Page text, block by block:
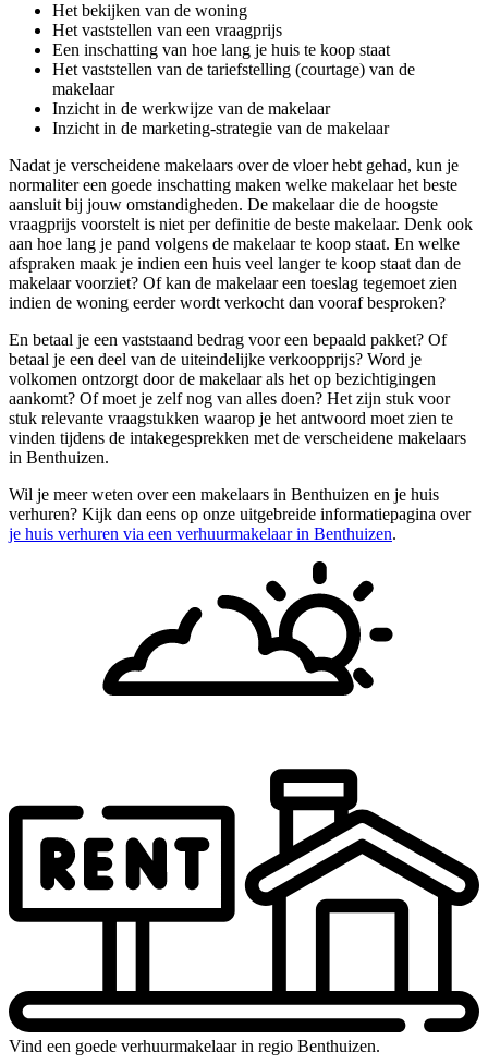
Het bekijken van de woning
Het vaststellen van een vraagprijs
Een inschatting van hoe lang je huis te koop staat
Het vaststellen van de tariefstelling (courtage) van de
makelaar
Inzicht in de werkwijze van de makelaar
Inzicht in de marketing-strategie van de makelaar
Nadat je verscheidene makelaars over de vloer hebt gehad, kun je
normaliter een goede inschatting maken welke makelaar het beste
aansluit bij jouw omstandigheden. De makelaar die de hoogste
vraagprijs voorstelt is niet per definitie de beste makelaar. Denk ook
aan hoe lang je pand volgens de makelaar te koop staat. En welke
afspraken maak je indien een huis veel langer te koop staat dan de
makelaar voorziet? Of kan de makelaar een toeslag tegemoet zien
indien de woning eerder wordt verkocht dan vooraf besproken?
En betaal je een vaststaand bedrag voor een bepaald pakket? Of
betaal je een deel van de uiteindelijke verkoopprijs? Word je
volkomen ontzorgt door de makelaar als het op bezichtigingen
aankomt? Of moet je zelf nog van alles doen? Het zijn stuk voor
stuk relevante vraagstukken waarop je het antwoord moet zien te
vinden tijdens de intakegesprekken met de verscheidene makelaars
in Benthuizen.
Wil je meer weten over een makelaars in Benthuizen en je huis
verhuren? Kijk dan eens op onze uitgebreide informatiepagina over
je huis verhuren via een verhuurmakelaar in Benthuizen.
Vind een goede verhuurmakelaar in regio Benthuizen.